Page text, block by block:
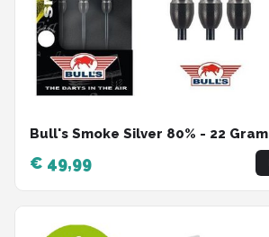
Bull's Smoke Silver 80% - 22 Gram
€ 49,99